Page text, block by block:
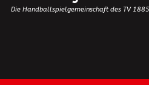
Die Handballspielgemeinschaft des TV